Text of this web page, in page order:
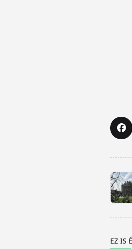
<span
EZ IS